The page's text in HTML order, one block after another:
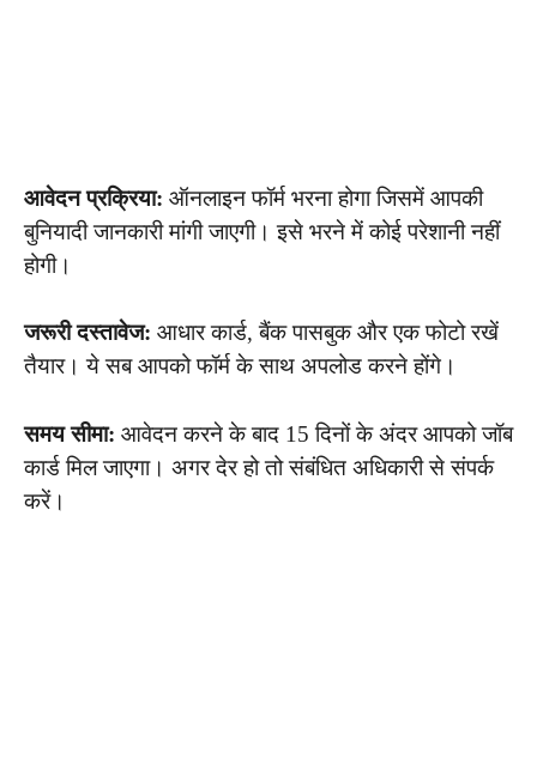
आवेदन प्रक्रिया: ऑनलाइन फॉर्म भरना होगा जिसमें आपकी
बुनियादी जानकारी मांगी जाएगी। इसे भरने में कोई परेशानी नहीं
होगी।
जरूरी दस्तावेज: आधार कार्ड, बैंक पासबुक और एक फोटो रखें
तैयार। ये सब आपको फॉर्म के साथ अपलोड करने होंगे।
समय सीमा: आवेदन करने के बाद 15 दिनों के अंदर आपको जॉब
कार्ड मिल जाएगा। अगर देर हो तो संबंधित अधिकारी से संपर्क
करें।